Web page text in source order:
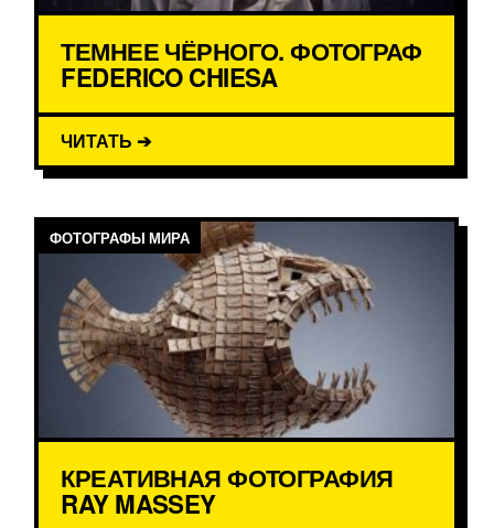
ТЕМНЕЕ ЧЁРНОГО. ФОТОГРАФ
FEDERICO CHIESA
ЧИТАТЬ ➔
ФОТОГРАФЫ МИРА
КРЕАТИВНАЯ ФОТОГРАФИЯ
RAY MASSEY